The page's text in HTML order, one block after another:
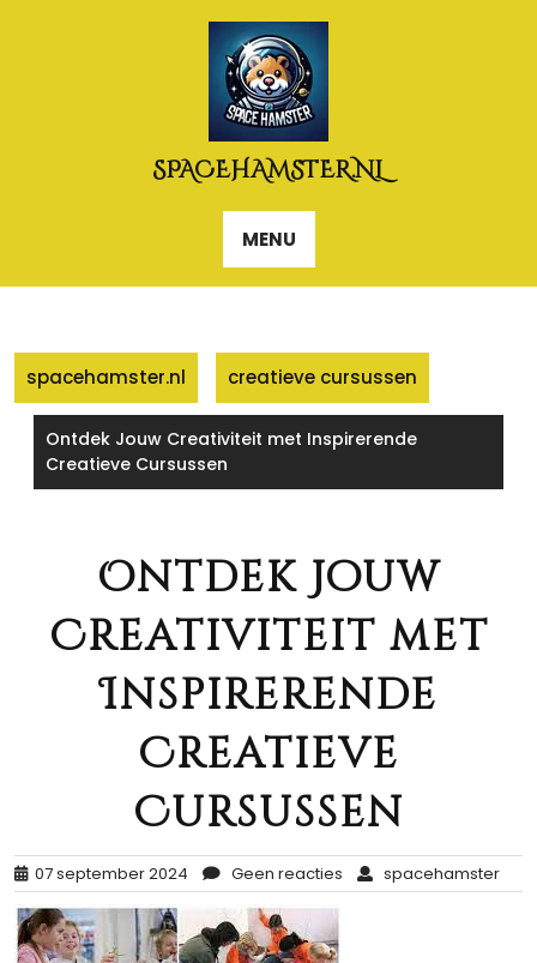
SPACEHAMSTER.NL
MENU
spacehamster.nl creatieve cursussen
Ontdek Jouw Creativiteit met Inspirerende
Creatieve Cursussen
Ontdek Jouw
Creativiteit met
Inspirerende
Creatieve
Cursussen
07 september 2024 Geen reacties spacehamster